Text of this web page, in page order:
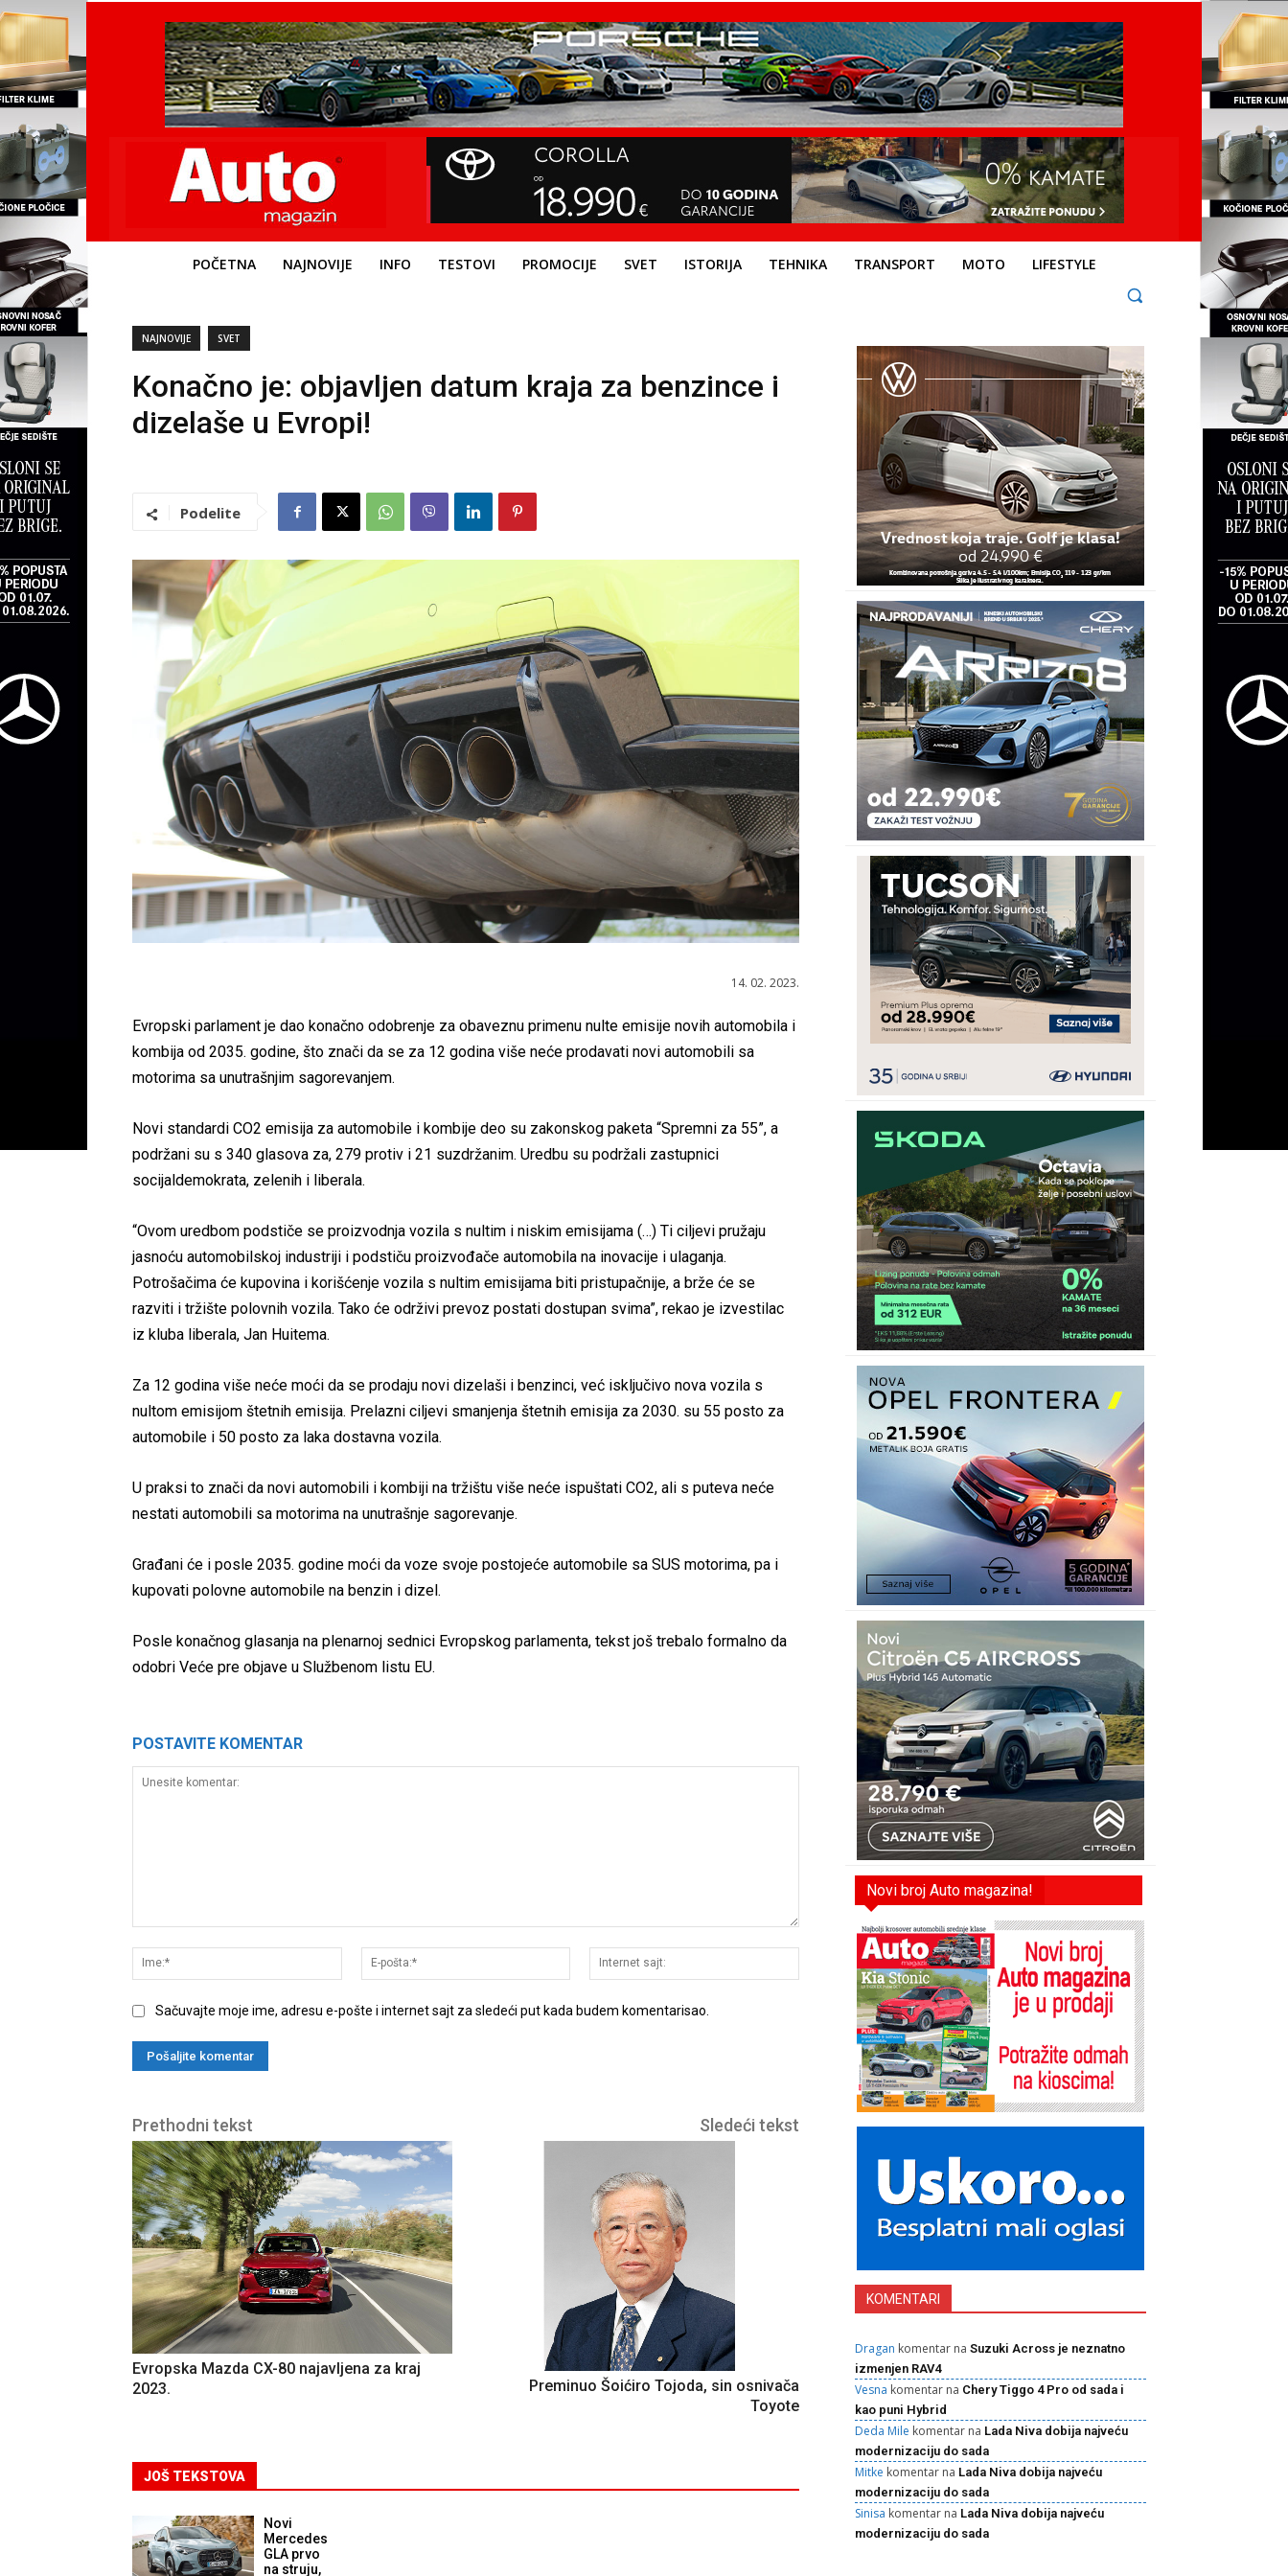
POČETNA NAJNOVIJE INFO TESTOVI PROMOCIJE SVET ISTORIJA TEHNIKA TRANSPORT MOTO LIFESTYLE
NAJNOVIJE SVET
Konačno je: objavljen datum kraja za benzince i
dizelaše u Evropi!
Podelite
14. 02. 2023.
Evropski parlament je dao konačno odobrenje za obaveznu primenu nulte emisije novih automobila i
kombija od 2035. godine, što znači da se za 12 godina više neće prodavati novi automobili sa
motorima sa unutrašnjim sagorevanjem.
Novi standardi CO2 emisija za automobile i kombije deo su zakonskog paketa “Spremni za 55”, a
podržani su s 340 glasova za, 279 protiv i 21 suzdržanim. Uredbu su podržali zastupnici
socijaldemokrata, zelenih i liberala.
“Ovom uredbom podstiče se proizvodnja vozila s nultim i niskim emisijama (…) Ti ciljevi pružaju
jasnoću automobilskoj industriji i podstiču proizvođače automobila na inovacije i ulaganja.
Potrošačima će kupovina i korišćenje vozila s nultim emisijama biti pristupačnije, a brže će se
razviti i tržište polovnih vozila. Tako će održivi prevoz postati dostupan svima”, rekao je izvestilac
iz kluba liberala, Jan Huitema.
Za 12 godina više neće moći da se prodaju novi dizelaši i benzinci, već isključivo nova vozila s
nultom emisijom štetnih emisija. Prelazni ciljevi smanjenja štetnih emisija za 2030. su 55 posto za
automobile i 50 posto za laka dostavna vozila.
U praksi to znači da novi automobili i kombiji na tržištu više neće ispuštati CO2, ali s puteva neće
nestati automobili sa motorima na unutrašnje sagorevanje.
Građani će i posle 2035. godine moći da voze svoje postojeće automobile sa SUS motorima, pa i
kupovati polovne automobile na benzin i dizel.
Posle konačnog glasanja na plenarnoj sednici Evropskog parlamenta, tekst još trebalo formalno da
odobri Veće pre objave u Službenom listu EU.
POSTAVITE KOMENTAR
komentar:
Ime:*
pošta:*
sajt:
Sačuvajte moje ime, adresu e-pošte i internet sajt za sledeći put kada budem komentarisao.
Prethodni tekst
Evropska Mazda CX-80 najavljena za kraj
2023.
Sledeći tekst
Preminuo Šoićiro Tojoda, sin osnivača
Toyote
JOŠ TEKSTOVA
Novi
Mercedes
GLA prvo
na struju,
Novi broj Auto magazina!
KOMENTARI
Dragan komentar na Suzuki Across je neznatno
izmenjen RAV4
Vesna komentar na Chery Tiggo 4 Pro od sada i
kao puni Hybrid
Deda Mile komentar na Lada Niva dobija najveću
modernizaciju do sada
Mitke komentar na Lada Niva dobija najveću
modernizaciju do sada
Sinisa komentar na Lada Niva dobija najveću
modernizaciju do sada